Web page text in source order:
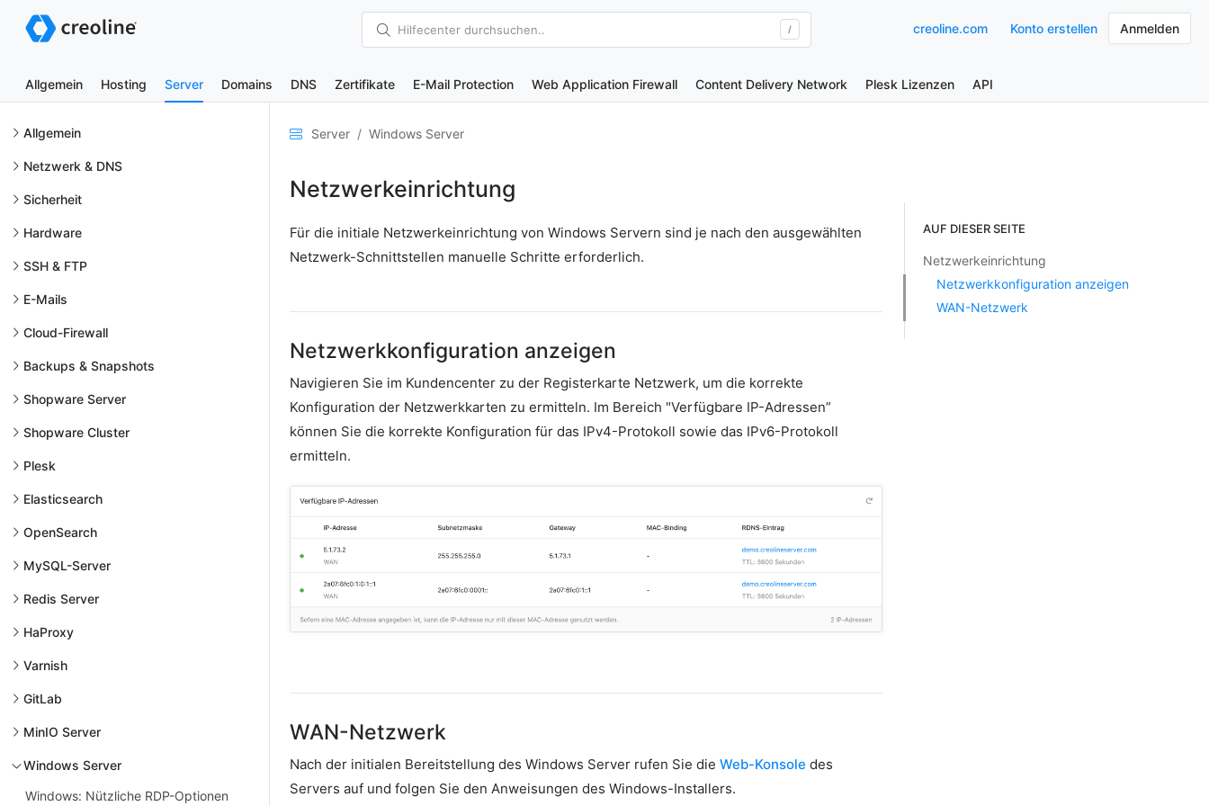
Hilfecenter durchsuchen.. / creoline.com Konto erstellen Anmelden
Allgemein Hosting Server Domains DNS Zertifikate E-Mail Protection Web Application Firewall Content Delivery Network Plesk Lizenzen API
Allgemein
Netzwerk & DNS
Sicherheit
Hardware
SSH & FTP
E-Mails
Cloud-Firewall
Backups & Snapshots
Shopware Server
Shopware Cluster
Plesk
Elasticsearch
OpenSearch
MySQL-Server
Redis Server
HaProxy
Varnish
GitLab
MinIO Server
Windows Server
Windows: Nützliche RDP-Optionen
Server Windows Server
Netzwerkeinrichtung
Für die initiale Netzwerkeinrichtung von Windows Servern sind je nach den ausgewählten
Netzwerk-Schnittstellen manuelle Schritte erforderlich.
Netzwerkkonfiguration anzeigen
Navigieren Sie im Kundencenter zu der Registerkarte Netzwerk, um die korrekte
Konfiguration der Netzwerkkarten zu ermitteln. Im Bereich "Verfügbare IP-Adressen”
können Sie die korrekte Konfiguration für das IPv4-Protokoll sowie das IPv6-Protokoll
ermitteln.
WAN-Netzwerk
Nach der initialen Bereitstellung des Windows Server rufen Sie die Web-Konsole des
Servers auf und folgen Sie den Anweisungen des Windows-Installers.
AUF DIESER SEITE
Netzwerkeinrichtung
Netzwerkkonfiguration anzeigen
WAN-Netzwerk